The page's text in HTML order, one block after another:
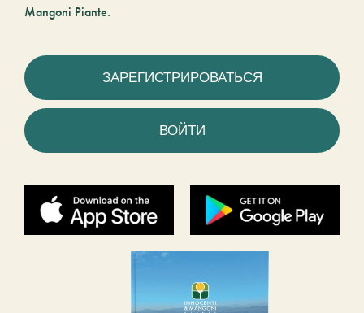
Mangoni Piante.
ЗАРЕГИСТРИРОВАТЬСЯ
ВОЙТИ